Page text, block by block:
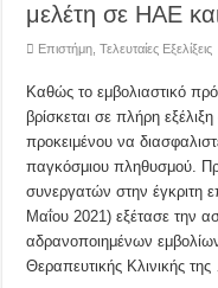
μελέτη σε ΗΑΕ
Επιστήμη ,Τελευταίες Εξελίξεις
Καθώς το εμβολιαστικό
βρίσκεται σε πλήρη
προκειμένου να
παγκόσμιου πληθυσμού.
συνεργατών στην έγκριτη
Μαΐου 2021) εξέτασε την
αδρανοποιημένων εμβολίων
Θεραπευτικής Κλινικής